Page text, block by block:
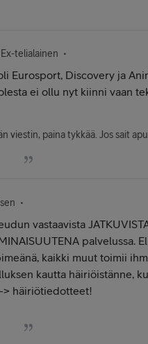
Ex-telialainen
Eurosport, Discovery ja
ei ollu nyt kiinni vaan
viestin, paina tykkää. Jos sait
vastaavista
palvelussa.
kaikki muut toimii
kautta häiriöistänne,
> häiriötiedotteet!